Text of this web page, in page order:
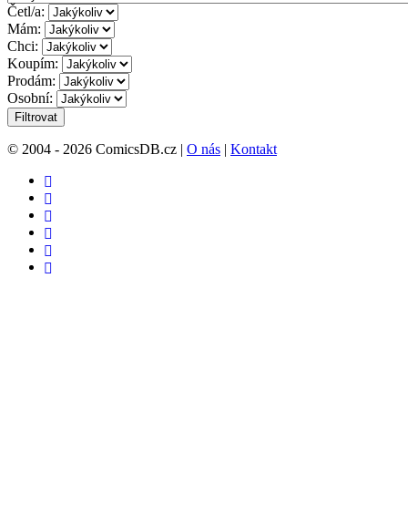
Četl/a:
Mám:
Chci:
Koupím:
Prodám:
Osobní:
Filtrovat
© 2004 - 2026 ComicsDB.cz | O nás | Kontakt